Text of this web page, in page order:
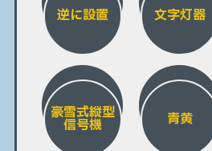
逆に設置 文字灯器
豪雪式縦型
信号機 青黄